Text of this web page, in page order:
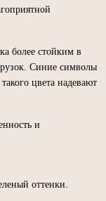
более стойким в
Синие символы
цвета надевают
и
оттенки.